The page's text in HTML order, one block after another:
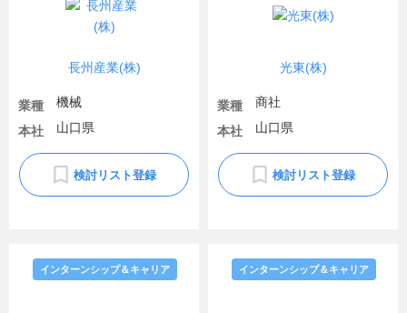
長州産業(株)
業種
機械
本社
山口県
検討リスト登録
光東(株)
業種
商社
本社
山口県
検討リスト登録
インターンシップ＆キャリア インターンシップ＆キャリア